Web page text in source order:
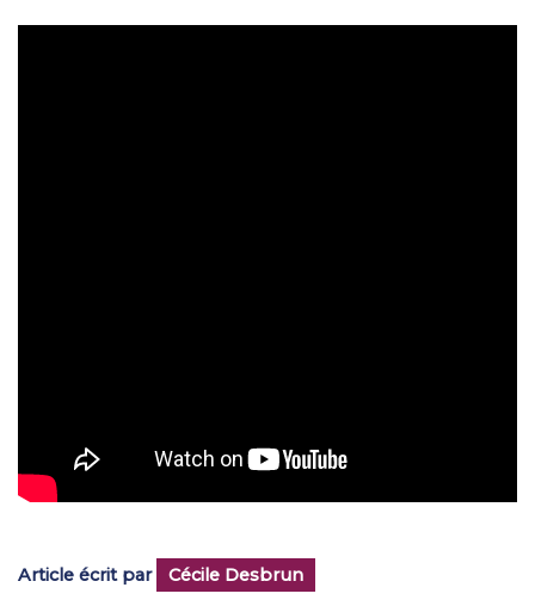
Article écrit par Cécile Desbrun